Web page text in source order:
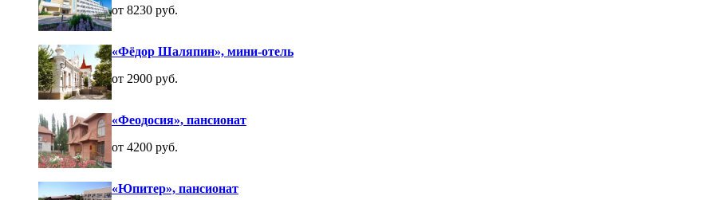
от 8230 руб.
«Фёдор Шаляпин», мини-отель
от 2900 руб.
«Феодосия», пансионат
от 4200 руб.
«Юпитер», пансионат